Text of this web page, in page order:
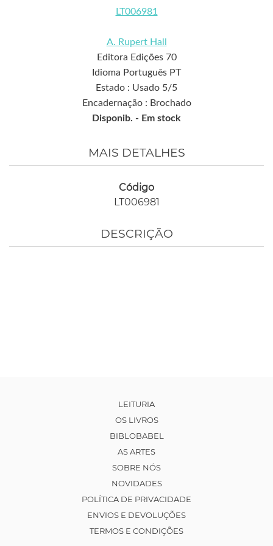
LT006981
A. Rupert Hall
Editora Edições 70
Idioma Português PT
Estado : Usado 5/5
Encadernação : Brochado
Disponib. - Em stock
MAIS DETALHES
Código
LT006981
DESCRIÇÃO
LEITURIA
OS LIVROS
BIBLOBABEL
AS ARTES
SOBRE NÓS
NOVIDADES
POLÍTICA DE PRIVACIDADE
ENVIOS E DEVOLUÇÕES
TERMOS E CONDIÇÕES